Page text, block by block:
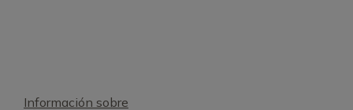
Información sobre